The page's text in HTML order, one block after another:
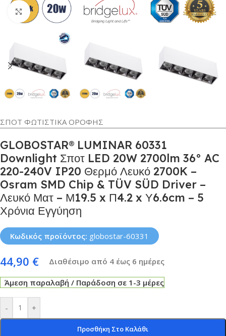
Κλικ για μεγέθυνση
ΣΠΟΤ ΦΩΤΙΣΤΙΚΑ ΟΡΟΦΗΣ
GLOBOSTAR® LUMINAR 60331
Downlight Σποτ LED 20W 2700lm 36° AC
220-240V IP20 Θερμό Λευκό 2700K –
Osram SMD Chip & TÜV SÜD Driver –
Λευκό Ματ – Μ19.5 x Π4.2 x Υ6.6cm – 5
Χρόνια Εγγύηση
Κωδικός προϊόντος: globostar-60331
44,90 € Διαθέσιμο από 4 έως 6 ημέρες
Άμεση παραλαβή / Παράδοση σε 1-3 μέρες
- +
Προσθήκη Στο Καλάθι